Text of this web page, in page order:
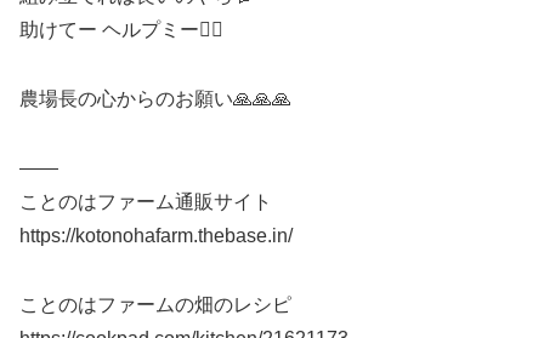
助けてー ヘルプミー🙇‍♂️
農場長の心からのお願い🙏🙏🙏
——
ことのはファーム通販サイト
https://kotonohafarm.thebase.in/
ことのはファームの畑のレシピ